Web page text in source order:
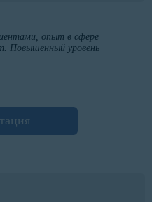
опыт в сфере
Повышенный уровень